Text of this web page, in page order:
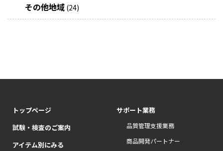
その他地域 (24)
トップページ
試験・検査のご案内
アイテム別にみる
サポート業務
品質管理支援業務
商品開発パートナー